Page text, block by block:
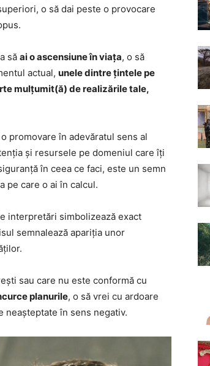
o să dai peste o provocare
să ai o ascensiune în viața, o să
actual, unele dintre țintele pe
mulțumit(ă) de realizările tale,
promovare în adevăratul sens al
și resursele pe domeniul care îți
în ceea ce faci, este un semn
pe care o ai în calcul.
interpretări simbolizează exact
semnalează apariția unor
sau care nu este conformă cu
planurile, o să vrei cu ardoare
neașteptate în sens negativ.